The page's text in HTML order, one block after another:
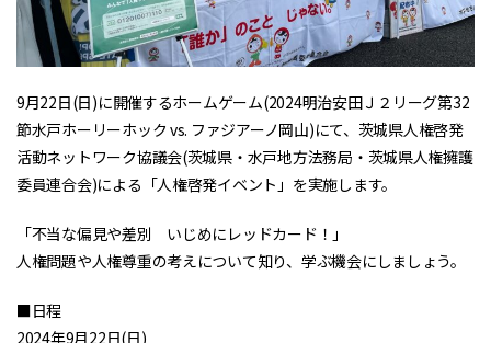
9月22日(日)に開催するホームゲーム(2024明治安田Ｊ２リーグ第32
節水戸ホーリーホック vs. ファジアーノ岡山)にて、茨城県人権啓発
活動ネットワーク協議会(茨城県・水戸地方法務局・茨城県人権擁護
委員連合会)による「人権啓発イベント」を実施します。
「不当な偏見や差別 いじめにレッドカード！」
人権問題や人権尊重の考えについて知り、学ぶ機会にしましょう。
■日程
2024年9月22日(日)